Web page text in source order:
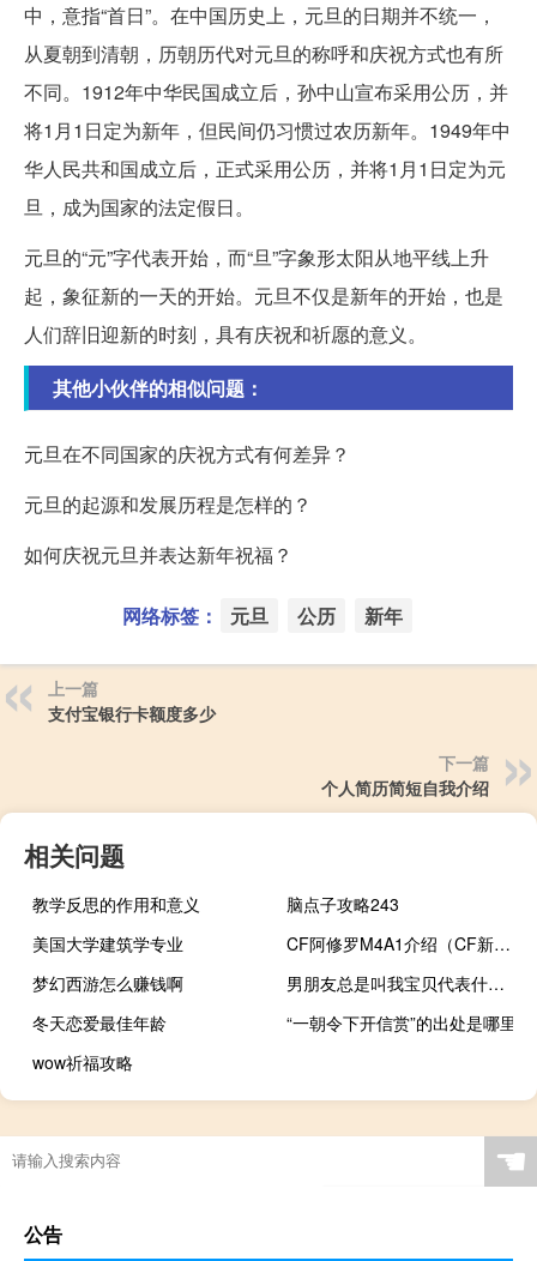
中，意指“首日”。在中国历史上，元旦的日期并不统一，
从夏朝到清朝，历朝历代对元旦的称呼和庆祝方式也有所
不同。1912年中华民国成立后，孙中山宣布采用公历，并
将1月1日定为新年，但民间仍习惯过农历新年。1949年中
华人民共和国成立后，正式采用公历，并将1月1日定为元
旦，成为国家的法定假日。
元旦的“元”字代表开始，而“旦”字象形太阳从地平线上升
起，象征新的一天的开始。元旦不仅是新年的开始，也是
人们辞旧迎新的时刻，具有庆祝和祈愿的意义。
其他小伙伴的相似问题：
元旦在不同国家的庆祝方式有何差异？
元旦的起源和发展历程是怎样的？
如何庆祝元旦并表达新年祝福？
网络标签： 元旦 公历 新年
上一篇
支付宝银行卡额度多少
下一篇
个人简历简短自我介绍
相关问题
教学反思的作用和意义
脑点子攻略243
美国大学建筑学专业
CF阿修罗M4A1介绍（CF新英雄武器修罗之怒M4怎么样）
梦幻西游怎么赚钱啊
男朋友总是叫我宝贝代表什么 男朋友总是让我光着给他看
冬天恋爱最佳年龄
“一朝令下开信赏”的出处是哪里
wow祈福攻略
☚
公告